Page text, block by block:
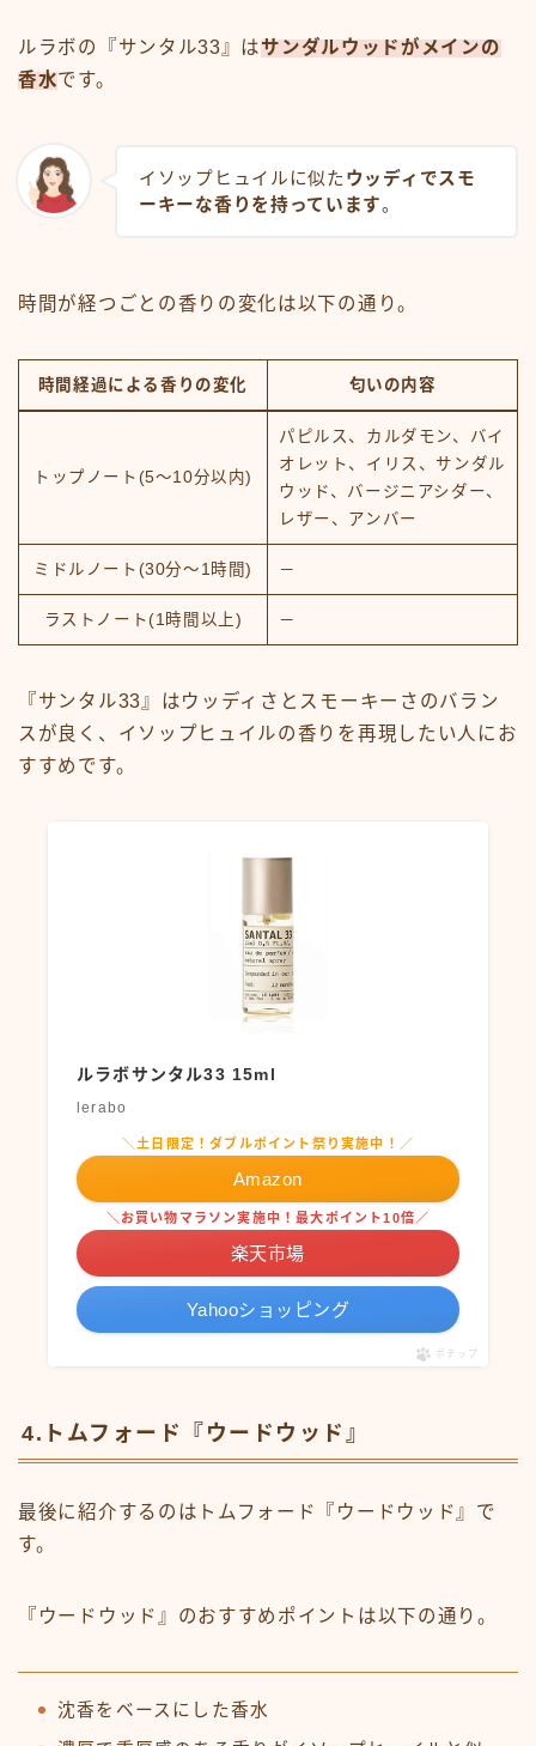
ルラボの『サンタル33』はサンダルウッドがメインの
香水です。
イソップヒュイルに似たウッディでスモ
ーキーな香りを持っています。
時間が経つごとの香りの変化は以下の通り。
時間経過による香りの変化 匂いの内容
トップノート(5～10分以内)
パピルス、カルダモン、バイ
オレット、イリス、サンダル
ウッド、バージニアシダー、
レザー、アンバー
ミドルノート(30分～1時間) －
ラストノート(1時間以上) －
『サンタル33』はウッディさとスモーキーさのバラン
スが良く、イソップヒュイルの香りを再現したい人にお
すすめです。
ルラボサンタル33 15ml
lerabo
＼土日限定！ダブルポイント祭り実施中！／
Amazon
＼お買い物マラソン実施中！最大ポイント10倍／
楽天市場
Yahooショッピング
ポチップ
4.トムフォード『ウードウッド』
最後に紹介するのはトムフォード『ウードウッド』で
す。
『ウードウッド』のおすすめポイントは以下の通り。
沈香をベースにした香水